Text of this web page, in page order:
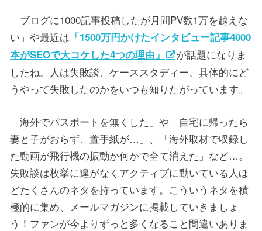
「ブログに1000記事投稿したが月間PV数1万を越えな
い」や最近は 「1500万円かけたインタビュー記事4000
本がSEOで大コケした4つの理由」
が話題になりま
したね。人は失敗談、ケーススタディー、具体的にど
うやって失敗したのかをいつも知りたがっています。
「海外でパスポートを無くした」や「自宅に帰ったら
妻と子がおらず、置手紙が…」、「海外取材で収録し
た動画が飛行機の振動か何かで全て消えた」など…。
失敗談は枚挙に遑がなくアクティブに動いている人ほ
どたくさんのネタを持っています。こういうネタを積
極的に集め、メールマガジンに掲載していきましょ
う！ファンが今よりずっと多くなること間違いありま